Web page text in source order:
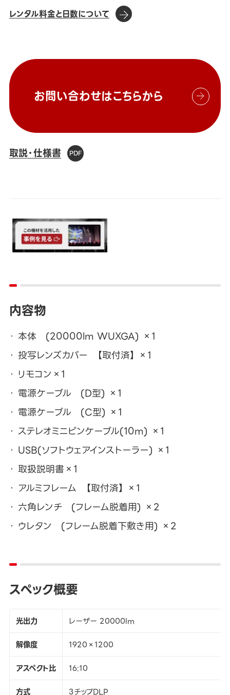
レンタル料金と日数について
お問い合わせはこちらから
取説・仕様書
内容物
本体 (20000lm WUXGA) ×1
投写レンズカバー 【取付済】 ×1
リモコン×1
電源ケーブル (D型) ×1
電源ケーブル (C型) ×1
ステレオミニピンケーブル(10m) ×1
USB(ソフトウェアインストーラー) ×1
取扱説明書×1
アルミフレーム 【取付済】 ×1
六角レンチ (フレーム脱着用) ×2
ウレタン (フレーム脱着下敷き用) ×2
スペック概要
光出力
レーザー 20000lm
解像度
1920×1200
アスペクト比
16:10
方式
3チップDLP